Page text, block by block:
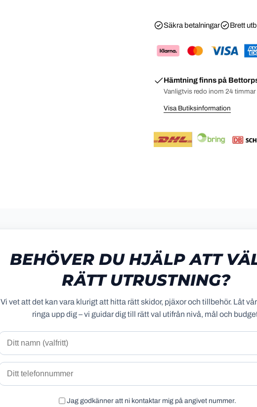
Säkra betalningar Brett
Hämtning finns på
Vanligtvis redo inom 24 timmar
Visa Butiksinformation
BEHÖVER DU HJÄLP ATT
RÄTT UTRUSTNING?
Vi vet att det kan vara klurigt att hitta rätt skidor, pjäxor och tillbehör. Låt
ringa upp dig – vi guidar dig till rätt val utifrån nivå, mål och
Jag godkänner att ni kontaktar mig på angivet nummer.